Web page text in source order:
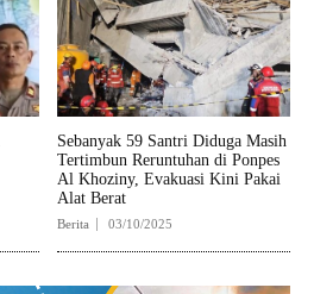
Sebanyak 59 Santri Diduga Masih
Tertimbun Reruntuhan di Ponpes
Al Khoziny, Evakuasi Kini Pakai
Alat Berat
Berita 03/10/2025